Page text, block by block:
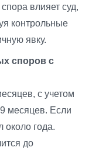
влияет суд,
контрольные
явку.
споров с
с учетом
месяцев. Если
около года.
до